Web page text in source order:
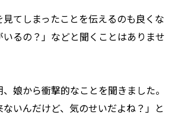
てしまったことを伝えるのも良くな
るの？」などと聞くことはありませ
娘から衝撃的なことを聞きました。
ないんだけど、気のせいだよね？」と